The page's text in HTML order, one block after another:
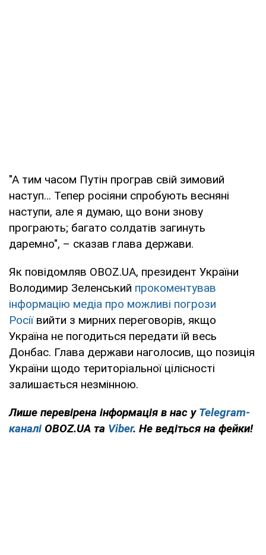
"А тим часом Путін програв свій зимовий
наступ… Тепер росіяни спробують весняні
наступи, але я думаю, що вони знову
програють; багато солдатів загинуть
даремно", – сказав глава держави.
Як повідомляв OBOZ.UA, президент України
Володимир Зеленський прокоментував
інформацію медіа про можливі погрози
Росії вийти з мирних переговорів, якщо
Україна не погодиться передати їй весь
Донбас. Глава держави наголосив, що позиція
України щодо територіальної цілісності
залишається незмінною.
Лише перевірена інформація в нас у Telegram-
каналі OBOZ.UA та Viber. Не ведіться на фейки!